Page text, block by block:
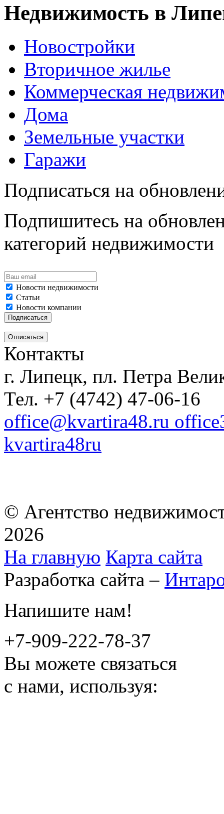
Недвижимость в
Новостройки
Вторичное жилье
Коммерческая
Дома
Земельные участки
Гаражи
Подписаться на
Подпишитесь на
категорий недвижимости
Новости недвижимости
Статьи
Новости компании
Контакты
г. Липецк, пл. Петра
Тел. +7 (4742) 47-06-16
office@kvartira48.ru
kvartira48ru
© Агентство
2026
На главную Карта сайта
Разработка сайта –
Напишите нам!
+7-909-222-78-37
Вы можете связаться
с нами, используя: